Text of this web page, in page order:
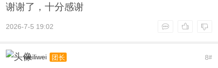
谢谢了，十分感谢
2026-7-5 19:02
8#
weiliwei 团长